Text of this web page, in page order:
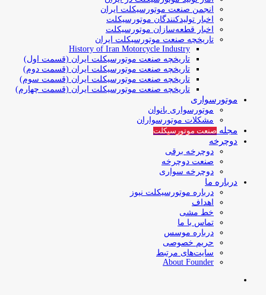
انجمن صنعت موتورسیکلت ایران
اخبار تولیدکنندگان موتورسیکلت
اخبار قطعه‌سازان موتورسیکلت
تاریخچه صنعت موتورسیکلت ایران
History of Iran Motorcycle Industry
تاریخچه صنعت موتورسیکلت ایران (قسمت اول)
تاریخچه صنعت موتورسیکلت ایران (قسمت دوم)
تاریخچه صنعت موتورسیکلت ایران (قسمت سوم)
تاریخچه صنعت موتورسیکلت ایران (قسمت چهارم)
موتورسواری
موتورسواری بانوان
مشکلات موتورسواران
مجله صنعت موتورسیکلت
دوچرخه
دوچرخه برقی
صنعت دوچرخه
دوچرخه سواری
درباره ما
درباره موتورسیکلت نیوز
اهداف
خط مشی
تماس با ما
درباره موسس
حریم خصوصی
سایت‌های مرتبط
About Founder